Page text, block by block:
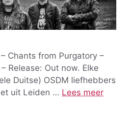
Chants from Purgatory –
Release: Out now. Elke
Duitse) OSDM liefhebbers
uit Leiden … Lees meer